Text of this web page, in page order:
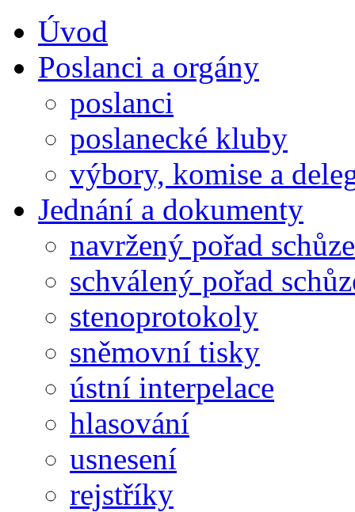
Úvod
Poslanci a orgány
poslanci
poslanecké kluby
výbory, komise a
Jednání a dokumenty
navržený pořad schůze
schválený pořad
stenoprotokoly
sněmovní tisky
ústní interpelace
hlasování
usnesení
rejstříky